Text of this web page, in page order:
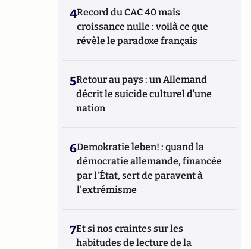
4Record du CAC 40 mais
croissance nulle : voilà ce que
révèle le paradoxe français
5Retour au pays : un Allemand
décrit le suicide culturel d’une
nation
6Demokratie leben! : quand la
démocratie allemande, financée
par l'État, sert de paravent à
l'extrémisme
7Et si nos craintes sur les
habitudes de lecture de la